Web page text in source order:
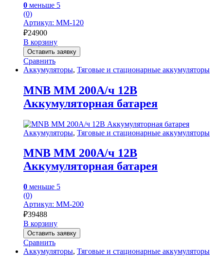
0 меньше 5
(0)
Артикул: MM-120
₽24900
В корзину
Оставить заявку
Сравнить
Аккумуляторы, Тяговые и стационарные аккумуляторы
MNB MM 200А/ч 12В
Аккумуляторная батарея
Аккумуляторы, Тяговые и стационарные аккумуляторы
MNB MM 200А/ч 12В
Аккумуляторная батарея
0 меньше 5
(0)
Артикул: MM-200
₽39488
В корзину
Оставить заявку
Сравнить
Аккумуляторы, Тяговые и стационарные аккумуляторы